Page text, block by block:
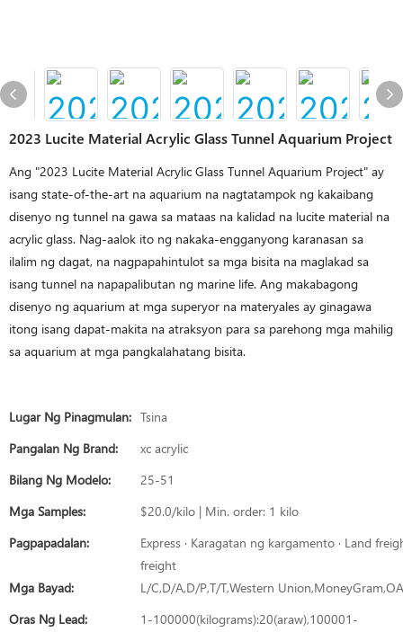
2023 Lucite Material Acrylic Glass Tunnel Aquarium Project
Ang "2023 Lucite Material Acrylic Glass Tunnel Aquarium Project" ay
isang state-of-the-art na aquarium na nagtatampok ng kakaibang
disenyo ng tunnel na gawa sa mataas na kalidad na lucite material na
acrylic glass. Nag-aalok ito ng nakaka-engganyong karanasan sa
ilalim ng dagat, na nagpapahintulot sa mga bisita na maglakad sa
isang tunnel na napapalibutan ng marine life. Ang makabagong
disenyo ng aquarium at mga superyor na materyales ay ginagawa
itong isang dapat-makita na atraksyon para sa parehong mga mahilig
sa aquarium at mga pangkalahatang bisita.
Lugar Ng Pinagmulan: Tsina
Pangalan Ng Brand:
xc acrylic
Bilang Ng Modelo:
25-51
Mga Samples:
$20.0/kilo | Min. order: 1 kilo
Pagpapadalan:
Express · Karagatan ng kargamento · Land
freight
Mga Bayad:
L/C,D/A,D/P,T/T,Western Union,MoneyGram,OA
Oras Ng Lead:
1-100000(kilograms):20(araw),100001-